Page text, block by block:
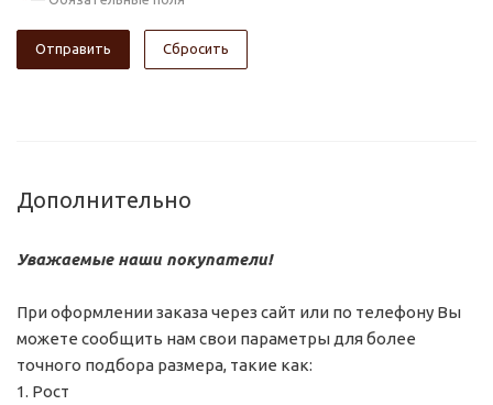
Сбросить
Дополнительно
Уважаемые наши покупатели!
При оформлении заказа через сайт или по телефону Вы
можете сообщить нам свои параметры для более
точного подбора размера, такие как:
1. Рост